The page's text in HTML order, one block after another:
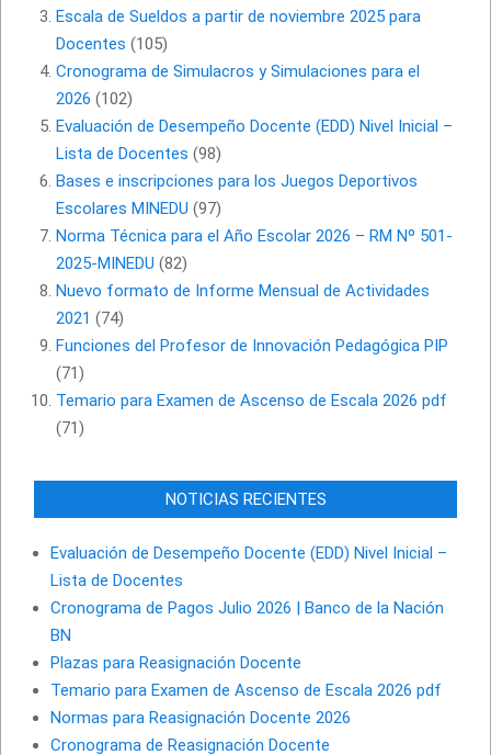
Escala de Sueldos a partir de noviembre 2025 para
Docentes (105)
Cronograma de Simulacros y Simulaciones para el
2026 (102)
Evaluación de Desempeño Docente (EDD) Nivel Inicial –
Lista de Docentes (98)
Bases e inscripciones para los Juegos Deportivos
Escolares MINEDU (97)
Norma Técnica para el Año Escolar 2026 – RM Nº 501-
2025-MINEDU (82)
Nuevo formato de Informe Mensual de Actividades
2021 (74)
Funciones del Profesor de Innovación Pedagógica PIP
(71)
Temario para Examen de Ascenso de Escala 2026 pdf
(71)
NOTICIAS RECIENTES
Evaluación de Desempeño Docente (EDD) Nivel Inicial –
Lista de Docentes
Cronograma de Pagos Julio 2026 | Banco de la Nación
BN
Plazas para Reasignación Docente
Temario para Examen de Ascenso de Escala 2026 pdf
Normas para Reasignación Docente 2026
Cronograma de Reasignación Docente